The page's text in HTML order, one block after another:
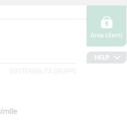
SOSTENIBILITA' GRUPPO